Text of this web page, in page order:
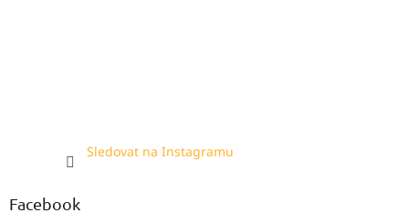
Sledovat na Instagramu
Facebook